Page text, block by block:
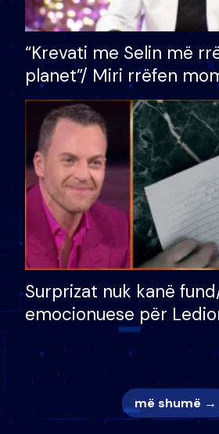
“Krevati me Selin më
planet”/ Miri rrëfen
bukura në shtëpinë e
mungojë zilja e
Surprizat nuk kanë
emocionuese për
nëna dhe fëmijët e tij,
nuk i mban dot lotët:
më shumë →